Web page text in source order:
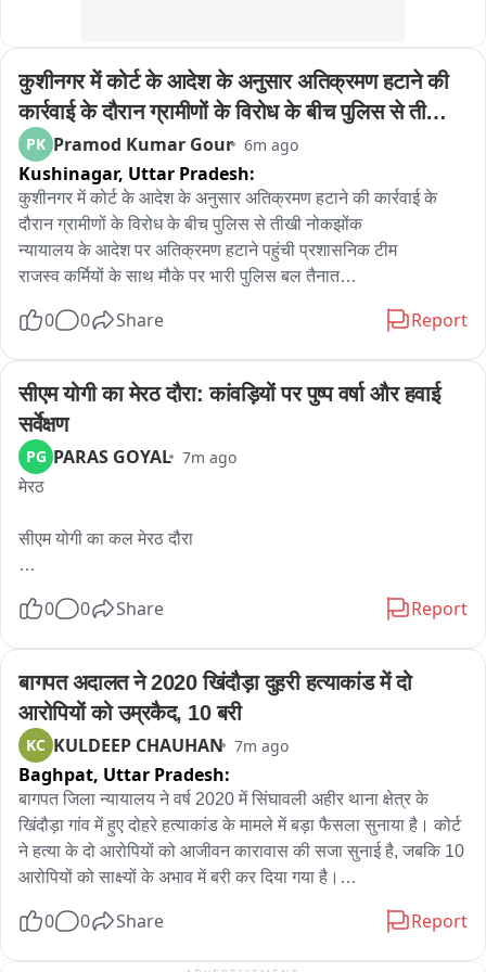
कुशीनगर में कोर्ट के आदेश के अनुसार अतिक्रमण हटाने की
कार्रवाई के दौरान ग्रामीणों के विरोध के बीच पुलिस से तीखी
नोकझोंक
PK Pramod Kumar Gour 6m ago
Kushinagar, Uttar Pradesh:
कुशीनगर में कोर्ट के आदेश के अनुसार अतिक्रमण हटाने की कार्रवाई के
दौरान ग्रामीणों के विरोध के बीच पुलिस से तीखी नोकझोंक
न्यायालय के आदेश पर अतिक्रमण हटाने पहुंची प्रशासनिक टीम
राजस्व कर्मियों के साथ मौके पर भारी पुलिस बल तैनात
पुलिस और ग्रामीणों के बीच हुई तीखी नोकझोंक
बड़ी संख्या में ग्रामीण मौके पर जुटे
पुलिस की मौजूदگی में प्रशासन ने जारी रखी कार्रवाई
कोर्ट के आदेश के अनुपालन में अतिक्रमण कराया गया खाली
विशुनपुरा थाना क्षेत्र के बतरौली धुरखड़वा का मामला।
0 0 Share Report
सीएम योगी का मेरठ दौरा: कांवड़ियों पर पुष्प वर्षा और हवाई
सर्वेक्षण
PG PARAS GOYAL 7m ago
मेरठ
सीएम योगी का कल मेरठ दौरा
11:30 बजे सीएम योगी पहुंचेंगे मेरठ
1 घंटे मेरठ में ही रहेंगे सीएम योगी
मेरठ के दुल्हेड़ा चुंगी पर तैयार हुआ मंच
सीएम योगी के दौरे से पहले प्रशासन तैयारी में जुटा
0 0 Share Report
बागपत अदालत ने 2020 खिंदौड़ा दुहरी हत्याकांड में दो
आरोपियों को उम्रकैद, 10 बरी
KC KULDEEP CHAUHAN 7m ago
Baghpat, Uttar Pradesh:
बागपत जिला न्यायालय ने वर्ष 2020 में सिंघावली अहीर थाना क्षेत्र के
खिंदौड़ा गांव में हुए दोहरे हत्याकांड के मामले में बड़ा फैसला सुनाया है। कोर्ट
ने हत्या के दो आरोपियों को आजीवन कारावास की सजा सुनाई है, जबकि 10
आरोपियों को साक्ष्यों के अभाव में बरी कर दिया गया है।
दरअसल, वर्ष 2020 में ट्रैक्टर विवाद को लेकर खिंदौड़ा गांव में दो लोगों
0 0 Share Report